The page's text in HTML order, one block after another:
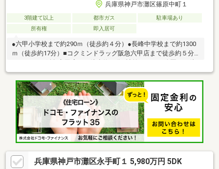
兵庫県神戸市灘区篠原中町１
3階建て以上 都市ガス
駐車場あり
所有権
即入居可
●六甲小学校まで約290ｍ（徒歩約４分）●長峰中学校まで約1300
ｍ（徒歩約17分）■コクミンドラッグ阪急六甲店まで徒歩約５分■
歩約５分
兵庫県神戸市灘区永手町１ 5,980万円 5DK